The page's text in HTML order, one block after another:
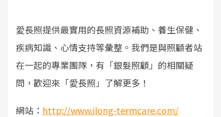
愛長照提供最實用的長照資源補助、養生保健、
疾病知識、心情支持等彙整。我們是與照顧者站
在一起的專業團隊，有「銀髮照顧」的相關疑
問，歡迎來「愛長照」了解更多！
網站： http://www.ilong-termcare.com/